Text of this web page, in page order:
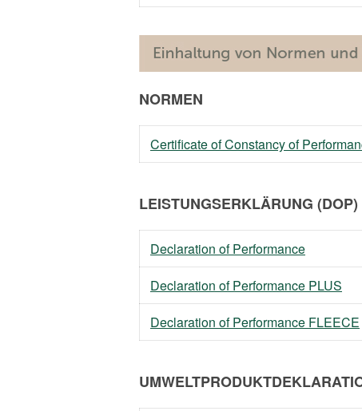
NORMEN
Certificate of Constancy of
LEISTUNGSERKLÄRUNG (DOP)
Declaration of Performance
Declaration of Performance PLUS
Declaration of Performance FLEECE